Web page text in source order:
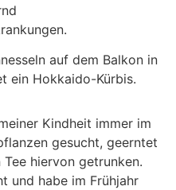
Kind­heit immer im
gesucht, geern­tet
hier­von getrun­ken.
und habe im Früh­jahr